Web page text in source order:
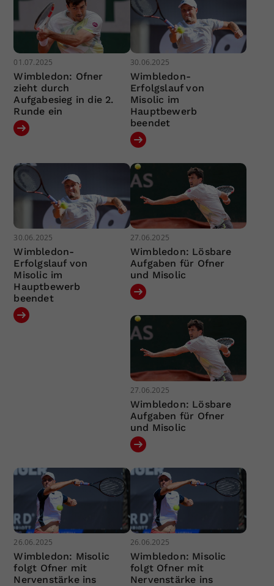
01.07.2025
Wimbledon: Ofner
zieht durch
Aufgabesieg in die 2.
Runde ein
30.06.2025
Wimbledon-
Erfolgslauf von
Misolic im
Hauptbewerb
beendet
30.06.2025
Wimbledon-
Erfolgslauf von
Misolic im
Hauptbewerb
beendet
27.06.2025
Wimbledon: Lösbare
Aufgaben für Ofner
und Misolic
27.06.2025
Wimbledon: Lösbare
Aufgaben für Ofner
und Misolic
26.06.2025
Wimbledon: Misolic
folgt Ofner mit
Nervenstärke ins
26.06.2025
Wimbledon: Misolic
folgt Ofner mit
Nervenstärke ins